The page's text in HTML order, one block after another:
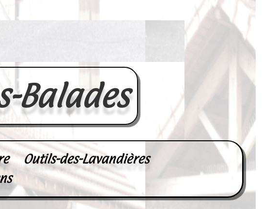
Balades
Outils-des-Lavandières